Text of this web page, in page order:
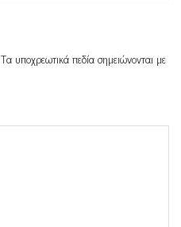
Τα υποχρεωτικά πεδία σημειώνονται με